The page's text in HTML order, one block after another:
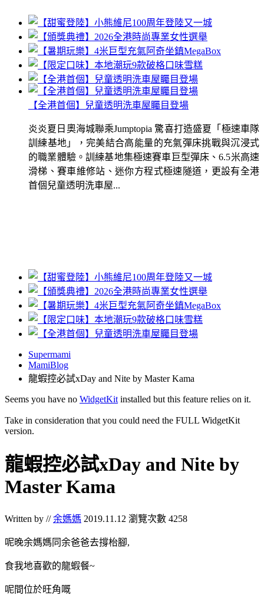
【全港首個】兒童透明洗車屋矚目登場
炎炎夏日奧海城聯乘Jumptopia 驚喜打造盛夏「極速車隊
訓練基地」，完美結合高能量的充氣彈床挑戰與沉浸式
的職業體驗。訓練基地集極速賽車巨型彈床、6.5米高速
滑梯、賽車維修站、迷你方程式極速隧道，更設有全港
首個兒童透明洗車屋...
Supermami
MamiBlog
龍蝦控必試xDay and Nite by Master Kama
Seems you have no WidgetKit installed but this feature relies on it.
Take in consideration that you could need the FULL WidgetKit
version.
龍蝦控必試xDay and Nite by
Master Kama
Written by //余媽媽 2019.11.12 瀏覽次數 4258
呢晚余媽媽同余爸爸去撐枱腳,
食我地喜歡的龍蝦餐~
呢間位於旺角嘅